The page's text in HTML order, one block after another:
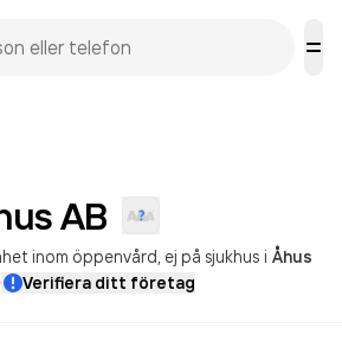
AB
inom öppenvård, ej på sjukhus i Åhus
Verifiera ditt företag